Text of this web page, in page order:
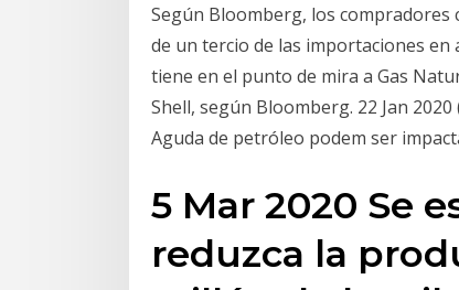
Según Bloomberg, los
de un tercio de las importaciones
tiene en el punto de mira a Gas
Shell, según Bloomberg. 22 Jan
Aguda de petróleo podem ser
5 Mar 2020 Se
reduzca la